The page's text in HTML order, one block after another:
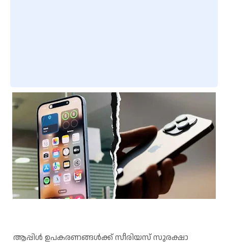
ആപ്പിൾ ഉപകരണങ്ങൾക്ക് സീരിയസ് സുരക്ഷാ